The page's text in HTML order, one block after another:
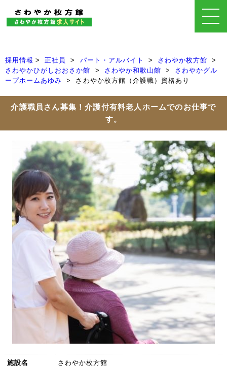
採用情報 正社員 パート・アルバイト
さわやか枚方館
さわやかひがしおおさか館
さわやか和歌山館
さわやかグル
ープホームあゆみ
さわやか枚方館（介護職）資格あり
介護職員さん募集！介護付有料老人ホームでのお仕事で
す。
施設名 さわやか枚方館